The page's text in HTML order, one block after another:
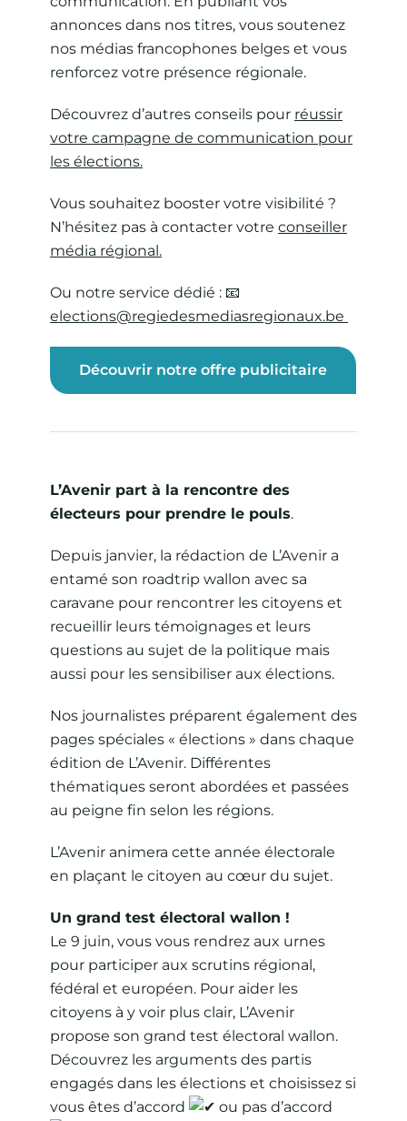
annonces dans nos titres, vous soutenez
nos médias francophones belges et vous
renforcez votre présence régionale.
Découvrez d’autres conseils pour réussir
votre campagne de communication pour
les élections.
Vous souhaitez booster votre visibilité ?
N’hésitez pas à contacter votre conseiller
média régional.
Ou notre service dédié : 📧
elections@regiedesmediasregionaux.be
Découvrir notre offre publicitaire
L’Avenir part à la rencontre des
électeurs pour prendre le pouls.
Depuis janvier, la rédaction de L’Avenir a
entamé son roadtrip wallon avec sa
caravane pour rencontrer les citoyens et
recueillir leurs témoignages et leurs
questions au sujet de la politique mais
aussi pour les sensibiliser aux élections.
Nos journalistes préparent également des
pages spéciales « élections » dans chaque
édition de L’Avenir. Différentes
thématiques seront abordées et passées
au peigne fin selon les régions.
L’Avenir animera cette année électorale
en plaçant le citoyen au cœur du sujet.
Un grand test électoral wallon !
Le 9 juin, vous vous rendrez aux urnes
pour participer aux scrutins régional,
fédéral et européen. Pour aider les
citoyens à y voir plus clair, L’Avenir
propose son grand test électoral wallon.
Découvrez les arguments des partis
engagés dans les élections et choisissez si
vous êtes d’accord
ou pas d’accord